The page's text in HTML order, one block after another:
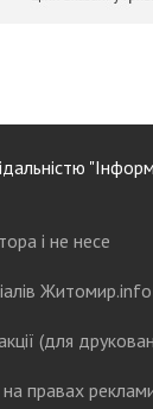
і не несе
Житомир.info
(для
правах